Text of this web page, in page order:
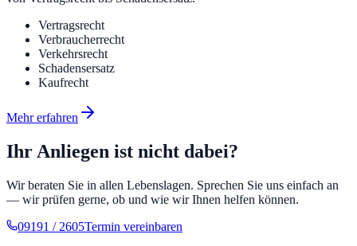
Vertragsrecht
Verbraucherrecht
Verkehrsrecht
Schadensersatz
Kaufrecht
Mehr erfahren
Ihr Anliegen ist nicht dabei?
Wir beraten Sie in allen Lebenslagen. Sprechen Sie uns einfach an
— wir prüfen gerne, ob und wie wir Ihnen helfen können.
09191 / 2605Termin vereinbaren